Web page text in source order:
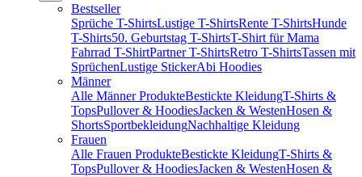
Bestseller
Sprüche T-ShirtsLustige T-ShirtsRente T-ShirtsHunde
T-Shirts50. Geburtstag T-ShirtsT-Shirt für Mama
Fahrrad T-ShirtPartner T-ShirtsRetro T-ShirtsTassen mit
SprüchenLustige StickerAbi Hoodies
Männer
Alle Männer ProdukteBestickte KleidungT-Shirts &
TopsPullover & HoodiesJacken & WestenHosen &
ShortsSportbekleidungNachhaltige Kleidung
Frauen
Alle Frauen ProdukteBestickte KleidungT-Shirts &
TopsPullover & HoodiesJacken & WestenHosen &